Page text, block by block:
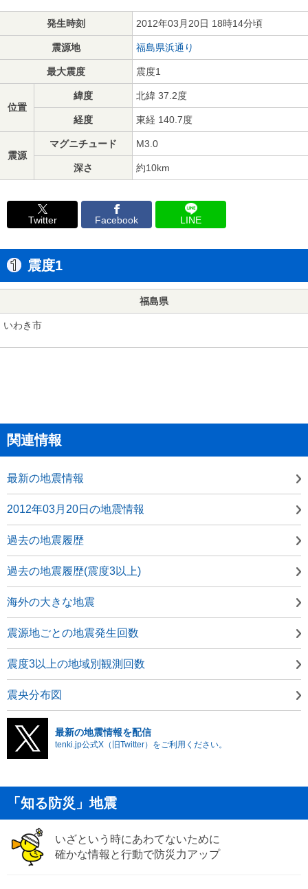
発生時刻 2012年03月20日 18時14分頃
震源地 福島県浜通り
最大震度 震度1
位置
緯度 北緯 37.2度
経度 東経 140.7度
震源
マグニチュード M3.0
深さ 約10km
Twitter Facebook LINE
震度1
福島県
いわき市
関連情報
最新の地震情報
2012年03月20日の地震情報
過去の地震履歴
過去の地震履歴(震度3以上)
海外の大きな地震
震源地ごとの地震発生回数
震度3以上の地域別観測回数
震央分布図
最新の地震情報を配信
tenki.jp公式X（旧Twitter）をご利用ください。
「知る防災」地震
いざという時にあわてないために
確かな情報と行動で防災力アップ